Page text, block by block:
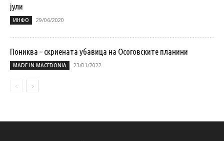
јули
ИНФО 29/06/2020
Пониква – скриената убавица на Осоговските планини
MADE IN MACEDONIA 23/01/2022